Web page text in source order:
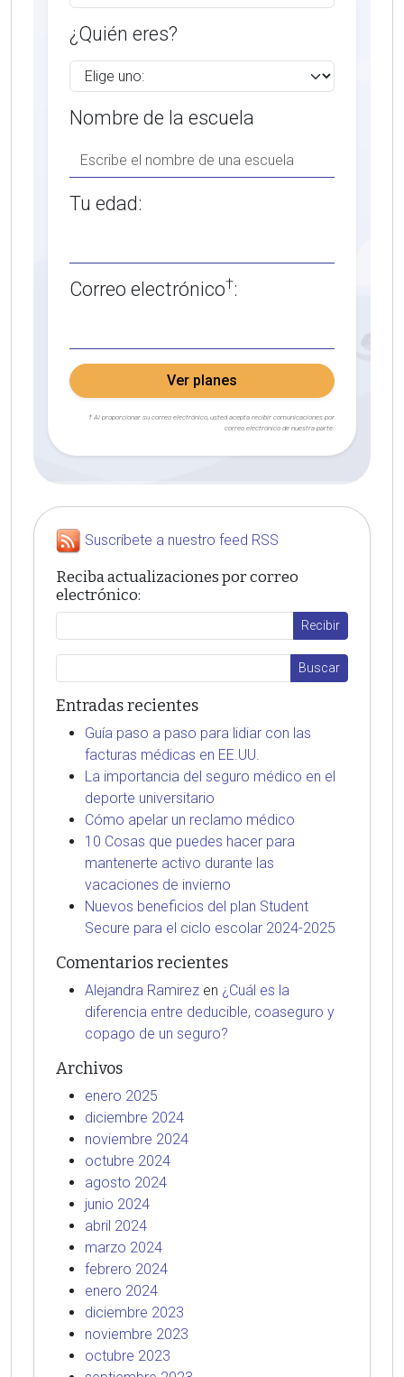
¿Quién eres?
Nombre de la escuela
Tu edad:
Correo electrónico†:
Ver planes
† Al proporcionar su correo electrónico, usted acepta recibir comunicaciones por
correo electrónico de nuestra parte.
Suscríbete a nuestro feed RSS
Reciba actualizaciones por correo
electrónico:
Entradas recientes
Guía paso a paso para lidiar con las
facturas médicas en EE.UU.
La importancia del seguro médico en el
deporte universitario
Cómo apelar un reclamo médico
10 Cosas que puedes hacer para
mantenerte activo durante las
vacaciones de invierno
Nuevos beneficios del plan Student
Secure para el ciclo escolar 2024-2025
Comentarios recientes
Alejandra Ramirez en ¿Cuál es la
diferencia entre deducible, coaseguro y
copago de un seguro?
Archivos
enero 2025
diciembre 2024
noviembre 2024
octubre 2024
agosto 2024
junio 2024
abril 2024
marzo 2024
febrero 2024
enero 2024
diciembre 2023
noviembre 2023
octubre 2023